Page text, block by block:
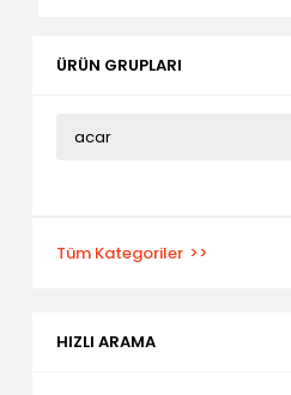
ÜRÜN GRUPLARI
acar
Tüm Kategoriler
HIZLI ARAMA